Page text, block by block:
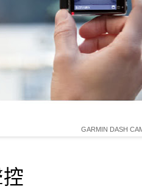
GARMIN DASH